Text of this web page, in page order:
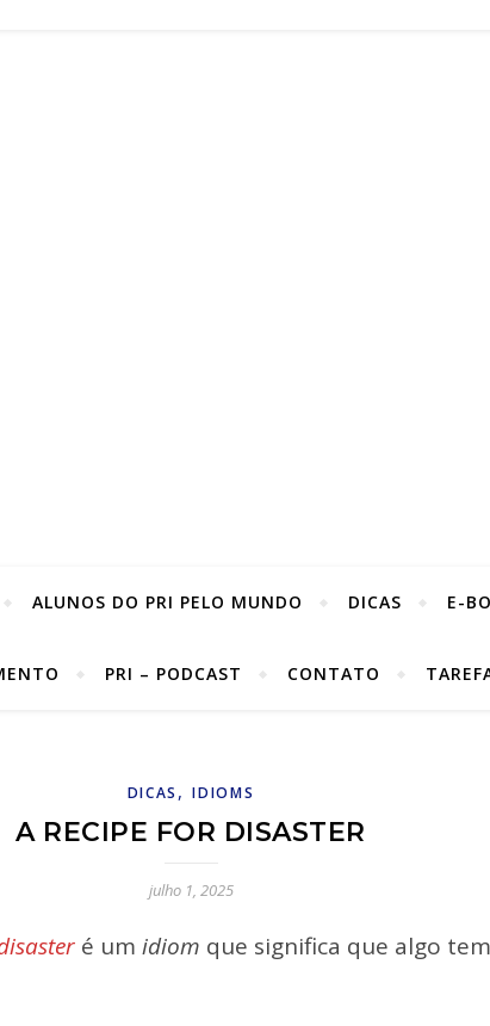
ALUNOS DO PRI PELO MUNDO DICAS E-
PRI – PODCAST CONTATO
DICAS ,IDIOMS
A RECIPE FOR DISASTER
julho 1, 2025
é umidiom que significa que algo